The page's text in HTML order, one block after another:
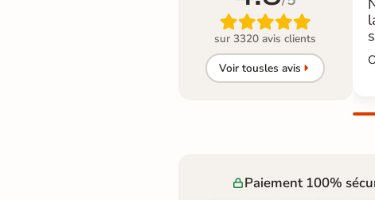

sur 3320 avis clients
Voir tousles avis
Paiement 100%